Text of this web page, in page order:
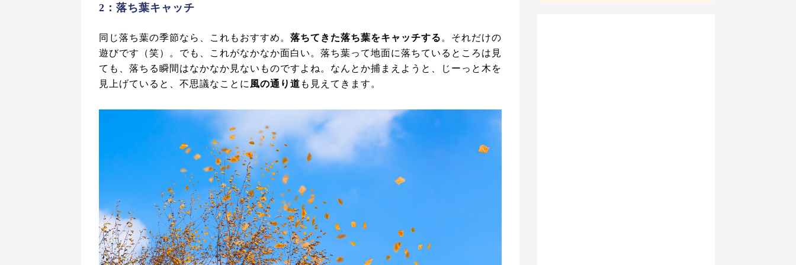
2：落ち葉キャッチ
同じ落ち葉の季節なら、これもおすすめ。 落ちてきた落ち葉をキャッチする 。それだけの
遊びです（笑）。でも、これがなかなか面白い。落ち葉って地面に落ちているところは見
ても、落ちる瞬間はなかなか見ないものですよね。なんとか捕まえようと、じーっと木を
見上げていると、不思議なことに 風の通り道 も見えてきます。